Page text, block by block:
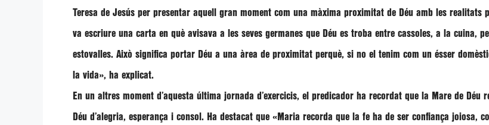
Teresa de Jesús per presentar aquell gran moment com una màxima proximitat de Déu amb les realitats
va escriure una carta en què avisava a les seves germanes que Déu es troba entre cassoles, a la cuina,
estovalles. Això significa portar Déu a una àrea de proximitat perquè, si no el tenim com un ésser
la vida», ha explicat.
En un altres moment d’aquesta última jornada d’exercicis, el predicador ha recordat que la Mare de
Déu d’alegria, esperança i consol. Ha destacat que «Maria recorda que la fe ha de ser confiança joiosa,